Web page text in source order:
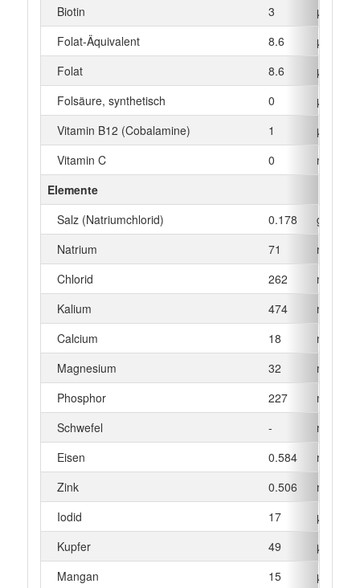
Biotin
3
µg
Folat-Äquivalent
8.6
µg
Folat
8.6
µg
Folsäure, synthetisch
0
µg
Vitamin B12 (Cobalamine)
1
µg
Vitamin C
0
mg
Elemente
Salz (Natriumchlorid)
0.178
g
Natrium
71
mg
Chlorid
262
mg
Kalium
474
mg
Calcium
18
mg
Magnesium
32
mg
Phosphor
227
mg
Schwefel
-
mg
Eisen
0.584
mg
Zink
0.506
mg
Iodid
17
µg
Kupfer
49
µg
Mangan
15 µg